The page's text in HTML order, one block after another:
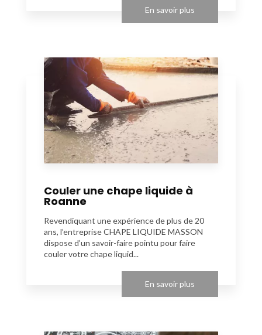
En savoir plus
Couler une chape liquide à
Roanne
Revendiquant une expérience de plus de 20
ans, l’entreprise CHAPE LIQUIDE MASSON
dispose d’un savoir-faire pointu pour faire
couler votre chape liquid...
En savoir plus